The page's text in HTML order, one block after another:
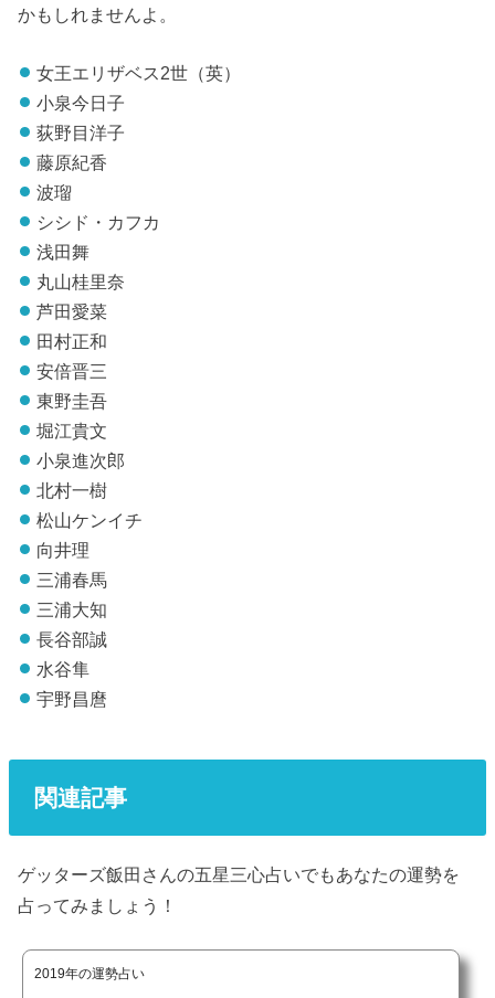
かもしれませんよ。
女王エリザベス2世（英）
小泉今日子
荻野目洋子
藤原紀香
波瑠
シシド・カフカ
浅田舞
丸山桂里奈
芦田愛菜
田村正和
安倍晋三
東野圭吾
堀江貴文
小泉進次郎
北村一樹
松山ケンイチ
向井理
三浦春馬
三浦大知
長谷部誠
水谷隼
宇野昌麿
関連記事
ゲッターズ飯田さんの五星三心占いでもあなたの運勢を
占ってみましょう！
2019年の運勢占い